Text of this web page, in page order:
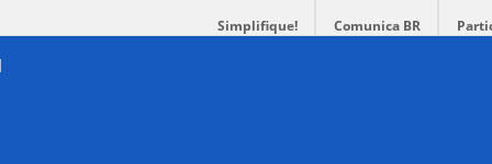
Simplifique! Comunica BR